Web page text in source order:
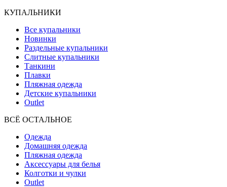
КУПАЛЬНИКИ
Все купальники
Новинки
Раздельные купальники
Слитные купальники
Танкини
Плавки
Пляжная одежда
Детские купальники
Outlet
ВCЁ ОСТАЛЬНОЕ
Одежда
Домашняя одежда
Пляжная одежда
Аксессуары для белья
Колготки и чулки
Outlet